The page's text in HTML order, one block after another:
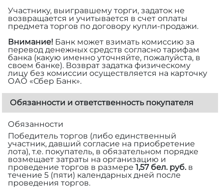
Участнику, выигравшему торги, задаток не
возвращается и учитывается в счет оплаты
предмета торгов по договору купли-продажи.
Внимание! Банк может взимать комиссию за
перевод денежных средств согласно тарифам
банка (какую именно уточняйте, пожалуйста, в
своем банке). Возврат задатка физическому
лицу без комиссии осуществляется на карточку
ОАО «Сбер Банк».
Обязанности и ответственность покупателя
Обязанности
Победитель торгов (либо единственный
участник, давший согласие на приобретение
лота), т.е. покупатель, в обязательном порядке
возмещает затраты на организацию и
проведение торгов в размере 1,57 бел. руб.в
течение 5 (пяти) календарных дней после
проведения торгов.